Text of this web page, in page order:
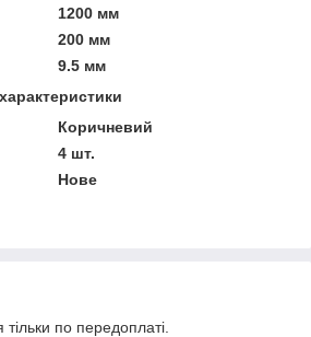
1200 мм
200 мм
9.5 мм
Коричневий
4 шт.
Нове
по передоплаті.